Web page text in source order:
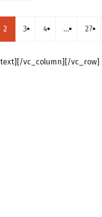
postes
2 3 4 … 27
vc_column][/vc_row]